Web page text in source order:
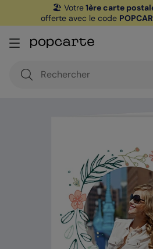
🏖️ Votre1ère carte
offerte avec le code